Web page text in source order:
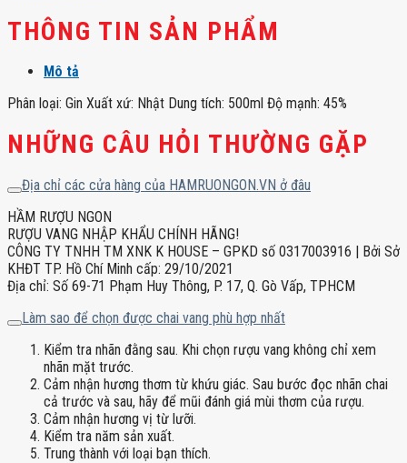
THÔNG TIN SẢN PHẨM
Mô tả
Phân loại: Gin Xuất xứ: Nhật Dung tích: 500ml Độ mạnh: 45%
NHỮNG CÂU HỎI THƯỜNG GẶP
Địa chỉ các cửa hàng của HAMRUONGON.VN ở đâu
HẦM RƯỢU NGON
RƯỢU VANG NHẬP KHẨU CHÍNH HÃNG!
CÔNG TY TNHH TM XNK K HOUSE – GPKD số 0317003916 | Bởi Sở
KHĐT TP. Hồ Chí Minh cấp: 29/10/2021
Địa chỉ: Số 69-71 Phạm Huy Thông, P. 17, Q. Gò Vấp, TPHCM
Làm sao để chọn được chai vang phù hợp nhất
Kiểm tra nhãn đằng sau. Khi chọn rượu vang không chỉ xem
nhãn mặt trước.
Cảm nhận hương thơm từ khứu giác. Sau bước đọc nhãn chai
cả trước và sau, hãy để mũi đánh giá mùi thơm của rượu.
Cảm nhận hương vị từ lưỡi.
Kiểm tra năm sản xuất.
Trung thành với loại bạn thích.